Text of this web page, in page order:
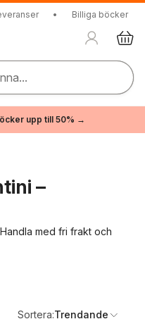
• Billiga böcker
upp till 50% →
–
med fri frakt och
Sortera:Trendande